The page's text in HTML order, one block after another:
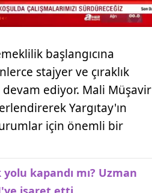
başlangıcına
stajyer ve çıraklık
ediyor. Mali Müşavir
Yargıtay'ın
için önemli bir
kapandı mı? Uzman